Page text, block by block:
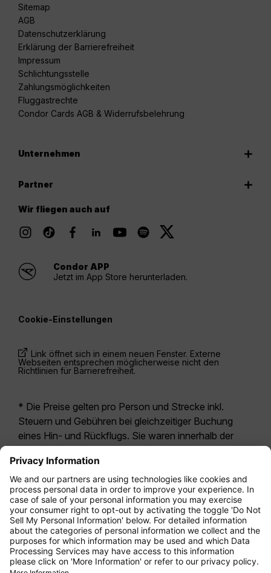
Sitemap
AGB
Datenschutzerklärung
Erklärung der Barrierefreiheit
Impressum
Schlichtungsstelle
Zahlungsmöglichkeiten
Fluggastrechte
Condor Cards AGB & Widerrufsbelehrung
Unternehmen
Partner
Wir fliegen auch auf
Condor APP
Jetzt im App Store herunterladen.
Cookie-Einstellungen
Link öffnet sich in einem neuen Fenster. Externe
Webseiten entsprechen möglicherweise nicht den
Richtlinien für Barrierefreiheit.
* Die Preise gelten pro Person und Strecke inkl.
Steuern und Gebühren bei gleichzeitiger Buchung
eines Hin- und Rückflugs. Sie waren innerhalb der
möglicherweise nicht mehr aktuell. Bei den für die
Economy Class angegebenen Tarifen handelt es
sich i.d.R. um Economy Zero, unsere restriktivste
Tarifoption. Es können hierfür zusätzliche Gebühren
fürAufgabegepäck oder für andere optionale
Leistungen anfallen. Es gelten dieAllgemeinen
Geschäftsbedingungen .